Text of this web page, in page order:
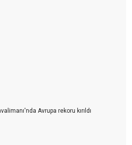
Avrupa rekoru kırıldı